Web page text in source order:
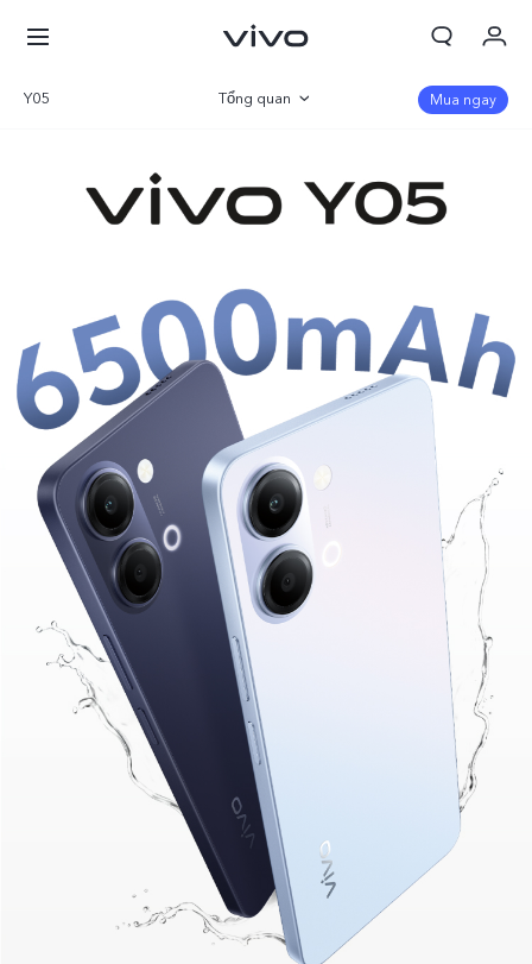
Việt Nam | Chọn quốc gia/khu vực
Đăng nhập/Đăng ký
Y05 Tổng quan
Thông số
Mua ngay